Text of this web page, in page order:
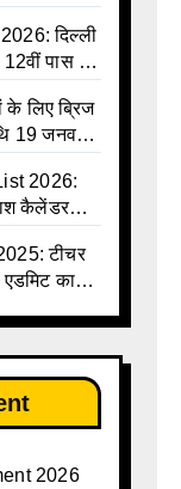
दिल्ली
12वीं पास के
के लिए ब्रिज
19 जनवरी
2026:
कैलेंडर
Talika |
talika |
| Up
टीचर
कार्ड
2026